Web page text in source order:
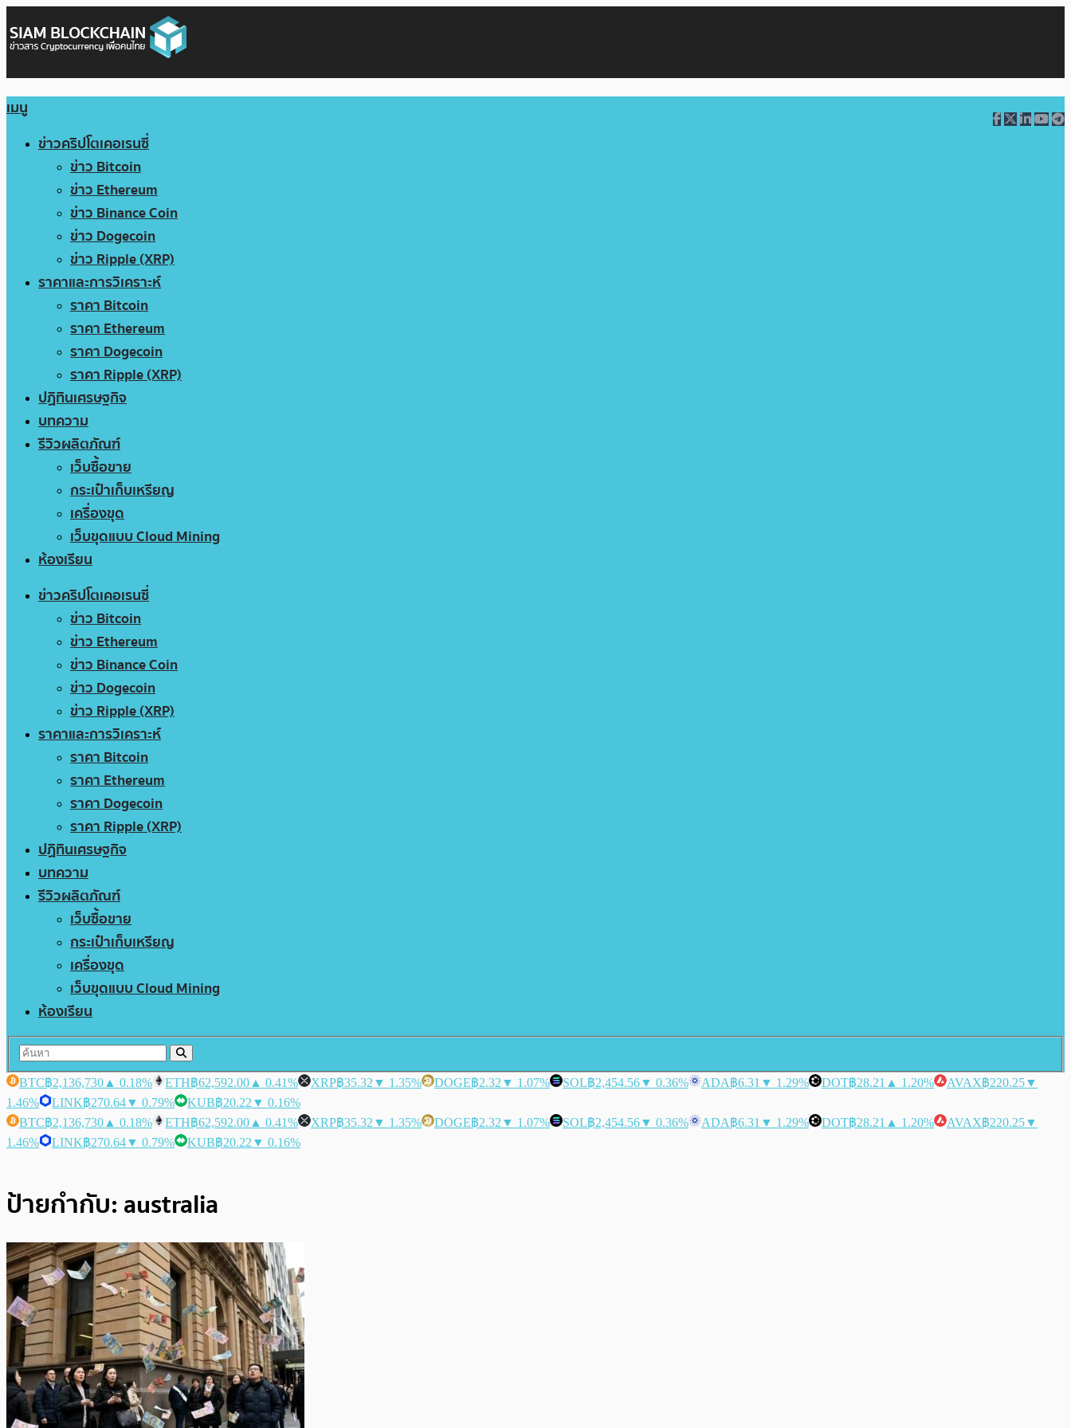
เมนู
ข่าวคริปโตเคอเรนซี่
ข่าว Bitcoin
ข่าว Ethereum
ข่าว Binance Coin
ข่าว Dogecoin
ข่าว Ripple (XRP)
ราคาและการวิเคราะห์
ราคา Bitcoin
ราคา Ethereum
ราคา Dogecoin
ราคา Ripple (XRP)
ปฏิทินเศรษฐกิจ
บทความ
รีวิวผลิตภัณฑ์
เว็บซื้อขาย
กระเป๋าเก็บเหรียญ
เครื่องขุด
เว็บขุดแบบ Cloud Mining
ห้องเรียน
ข่าวคริปโตเคอเรนซี่
ข่าว Bitcoin
ข่าว Ethereum
ข่าว Binance Coin
ข่าว Dogecoin
ข่าว Ripple (XRP)
ราคาและการวิเคราะห์
ราคา Bitcoin
ราคา Ethereum
ราคา Dogecoin
ราคา Ripple (XRP)
ปฏิทินเศรษฐกิจ
บทความ
รีวิวผลิตภัณฑ์
เว็บซื้อขาย
กระเป๋าเก็บเหรียญ
เครื่องขุด
เว็บขุดแบบ Cloud Mining
ห้องเรียน
BTC฿2,136,730 ▲ 0.18% ETH฿62,592.00 ▲ 0.41% XRP฿35.32 ▼ 1.35% DOGE฿2.32 ▼ 1.07% SOL฿2,454.56▼ 0.36% ADA฿6.31 ▼ 1.29% DOT฿28.21 ▲ 1.20% AVAX฿220.25▼
1.46%
LINK฿270.64▼ 0.79% KUB฿20.22 ▼ 0.16%
BTC฿2,136,730 ▲ 0.18% ETH฿62,592.00 ▲ 0.41% XRP฿35.32 ▼ 1.35% DOGE฿2.32 ▼ 1.07% SOL฿2,454.56▼ 0.36% ADA฿6.31 ▼ 1.29% DOT฿28.21 ▲ 1.20% AVAX฿220.25▼
1.46%
LINK฿270.64▼ 0.79% KUB฿20.22 ▼ 0.16%
ป้ายกำกับ: australia